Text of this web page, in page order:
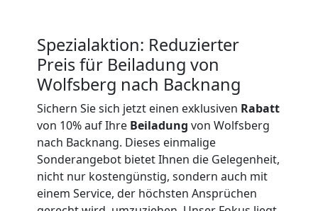
Spezialaktion: Reduzierter
Preis für Beiladung von
Wolfsberg nach Backnang
Sichern Sie sich jetzt einen exklusiven Rabatt
von 10% auf Ihre Beiladung von Wolfsberg
nach Backnang. Dieses einmalige
Sonderangebot bietet Ihnen die Gelegenheit,
nicht nur kostengünstig, sondern auch mit
einem Service, der höchsten Ansprüchen
Wolfsberg
Kleiner
Umzug
Wolfsberg